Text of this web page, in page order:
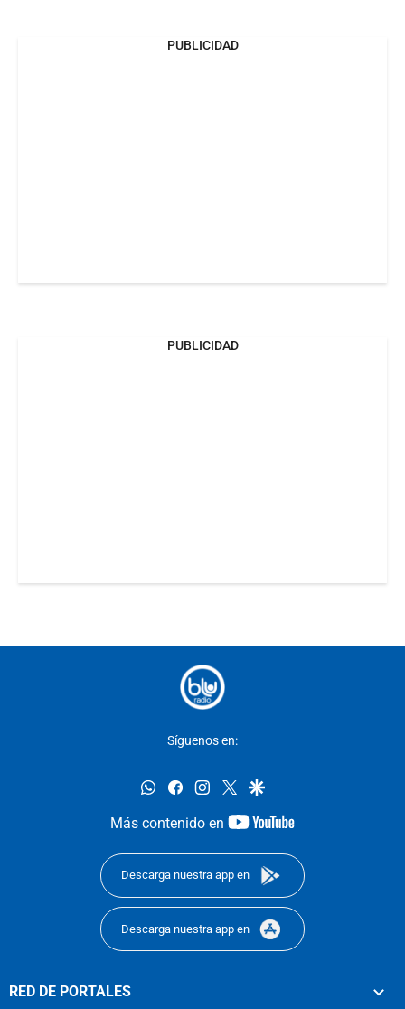
PUBLICIDAD
PUBLICIDAD
Síguenos en:
whatsappfacebookinstagram
twittergoogle
Más contenido en
youtube-
Descarga nuestra app en
Descarga nuestra app en
RED DE PORTALES